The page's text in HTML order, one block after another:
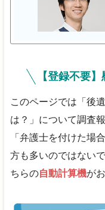
【登録不要
このページでは「後
は？」について調査
「弁護士を付けた場
方も多いのではない
ちらの自動計算機が